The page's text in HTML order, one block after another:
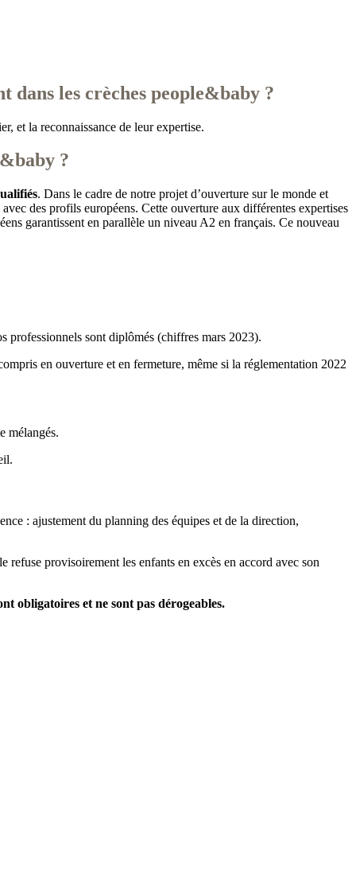
dans les crèches people&baby ?
et la reconnaissance de leur expertise.
?
. Dans le cadre de notre projet d’ouverture sur le monde et
des profils européens. Cette ouverture aux différentes expertises
garantissent en parallèle un niveau A2 en français. Ce nouveau
professionnels sont diplômés (chiffres mars 2023).
en ouverture et en fermeture, même si la réglementation 2022
mélangés.
: ajustement du planning des équipes et de la direction,
refuse provisoirement les enfants en excès en accord avec son
obligatoires et ne sont pas dérogeables.